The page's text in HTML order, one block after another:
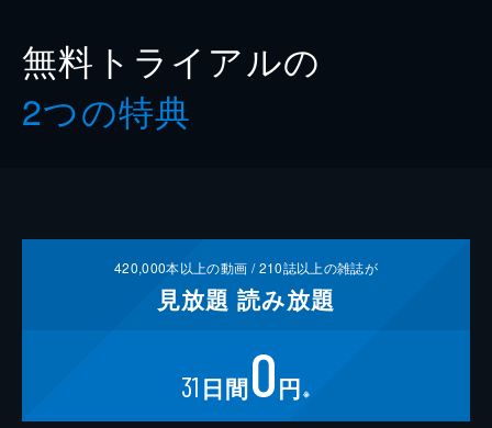
無料トライアルの
2つの特典
420,000本以上の動画 /210誌以上の雑誌が
見放題 読み放題
31 日間0円 ※